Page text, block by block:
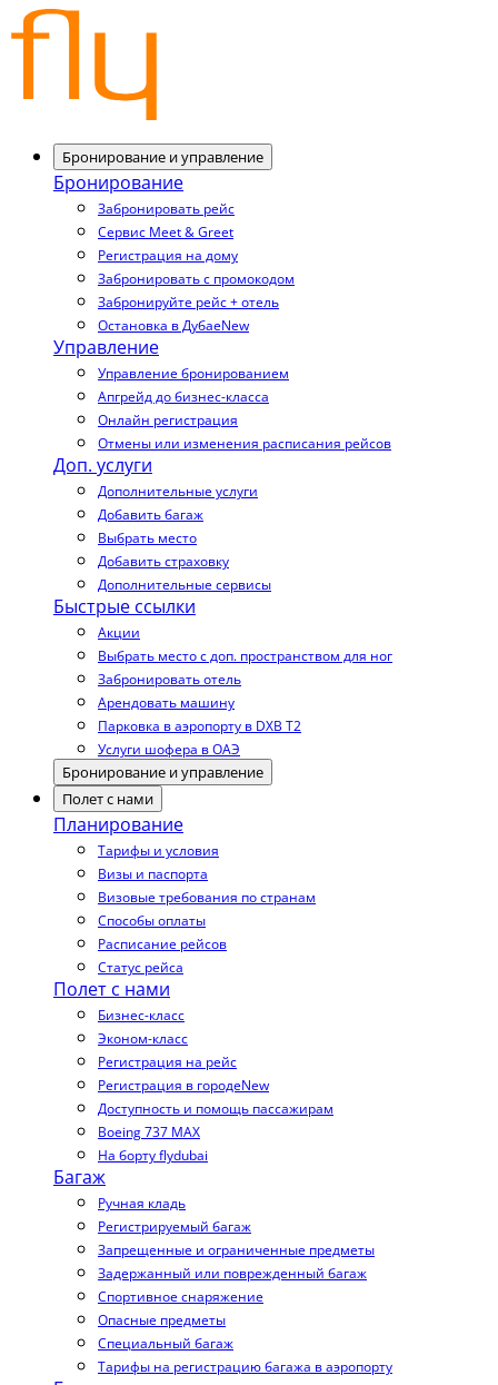
Бронирование и управление
Бронирование
Забронировать рейс
Сервис Meet & Greet
Регистрация на дому
Забронировать с промокодом
Забронируйте рейс + отель
Остановка в ДубаеNew
Управление
Управление бронированием
Апгрейд до бизнес-класса
Онлайн регистрация
Отмены или изменения расписания рейсов
Доп. услуги
Дополнительные услуги
Добавить багаж
Выбрать место
Добавить страховку
Дополнительные сервисы
Быстрые ссылки
Акции
Выбрать место с доп. пространством для ног
Забронировать отель
Арендовать машину
Парковка в аэропорту в DXB T2
Услуги шофера в ОАЭ
Бронирование и управление
Полет с нами
Планирование
Тарифы и условия
Визы и паспорта
Визовые требования по странам
Способы оплаты
Расписание рейсов
Статус рейса
Полет с нами
Бизнес-класс
Эконом-класс
Регистрация на рейс
Регистрация в городеNew
Доступность и помощь пассажирам
Boeing 737 MAX
На борту flydubai
Багаж
Ручная кладь
Регистрируемый багаж
Запрещенные и ограниченные предметы
Задержанный или поврежденный багаж
Спортивное снаряжение
Опасные предметы
Специальный багаж
Тарифы на регистрацию багажа в аэропорту